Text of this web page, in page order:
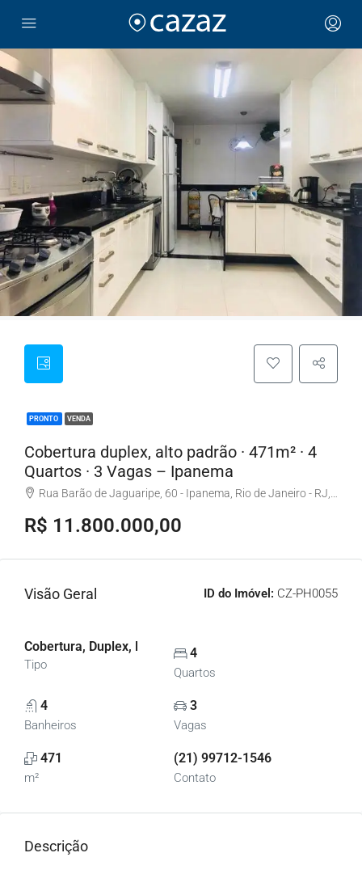
PRONTO VENDA
Cobertura duplex, alto padrão · 471m² · 4
Quartos · 3 Vagas – Ipanema
Rua Barão de Jaguaripe, 60 - Ipanema, Rio de Janeiro - RJ, Brasil
R$ 11.800.000,00
Visão Geral ID do Imóvel: CZ-PH0055
Cobertura, Duplex, Penthouse, Apartamentos
Tipo
4
Quartos
4
Banheiros
3
Vagas
471
m²
(21) 99712-1546
Contato
Descrição